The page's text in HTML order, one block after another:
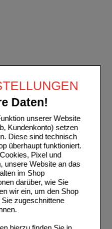
Daten!
unserer Website
Kundenkonto) setzen
Diese sind technisch
überhaupt funktioniert.
Pixel und
unsere Website an das
im Shop
darüber, wie Sie
wir ein, um den Shop
zugeschnittene